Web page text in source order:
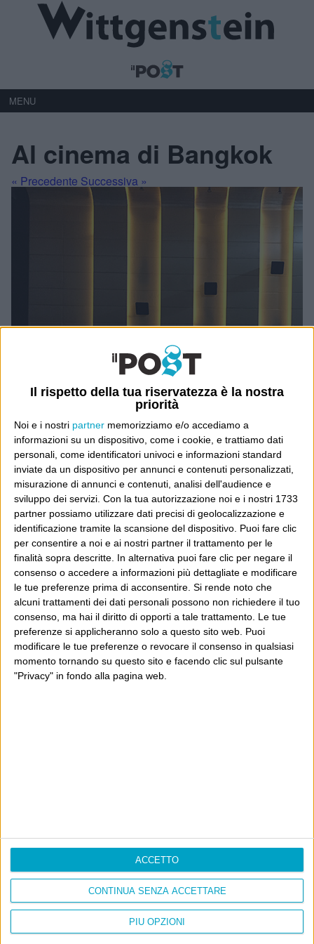
Il rispetto della tua riservatezza è la nostra
priorità
Noi e i nostri partner memorizziamo e/o accediamo a
informazioni su un dispositivo, come i cookie, e trattiamo dati
personali, come identificatori univoci e informazioni standard
inviate da un dispositivo per annunci e contenuti personalizzati,
misurazione di annunci e contenuti, analisi dell'audience e
sviluppo dei servizi. Con la tua autorizzazione noi e i nostri 1733
partner possiamo utilizzare dati precisi di geolocalizzazione e
identificazione tramite la scansione del dispositivo. Puoi fare clic
per consentire a noi e ai nostri partner il trattamento per le
finalità sopra descritte. In alternativa puoi fare clic per negare il
consenso o accedere a informazioni più dettagliate e modificare
le tue preferenze prima di acconsentire. Si rende noto che
alcuni trattamenti dei dati personali possono non richiedere il tuo
consenso, ma hai il diritto di opporti a tale trattamento. Le tue
preferenze si applicheranno solo a questo sito web. Puoi
modificare le tue preferenze o revocare il consenso in qualsiasi
momento tornando su questo sito e facendo clic sul pulsante
"Privacy" in fondo alla pagina web.
PIÙ OPZIONI
CONTINUA SENZA ACCETTARE
ACCETTO
MENU
Al cinema di Bangkok
« Precedente Successiva »
Ultimi articoli
La sinistra de coccio
Don’t feed the trolls
A chi pensi, quando senti dire “patrimoniale”?
Con due pistole caricate a salve e un canestro di parole
Cinquantaquattro contro quarantasei
Ultimi articoli
La sinistra de coccio